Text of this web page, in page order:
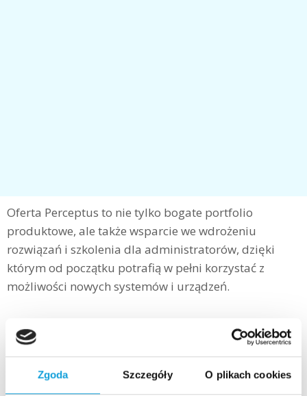
Zgoda Szczegóły O plikach cookies
Oferta Perceptus to nie tylko bogate portfolio
produktowe, ale także wsparcie we wdrożeniu
rozwiązań i szkolenia dla administratorów, dzięki
którym od początku potrafią w pełni korzystać z
możliwości nowych systemów i urządzeń.
Nasi inżynierowie od lat zgłębiają tajniki technologii
zabezpieczających ekosystem IT, łącząc
wiedzy możemy świadczyć specjalistyczne usługi z